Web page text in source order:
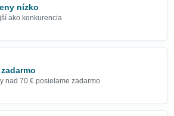
nízko
ako konkurencia
nad 70 € posielame zadarmo